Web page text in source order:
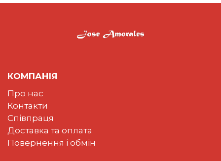
КОМПАНІЯ
Про нас
Контакти
Співпраця
Доставка та оплата
Повернення і обмін